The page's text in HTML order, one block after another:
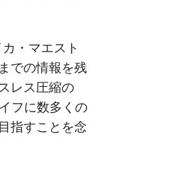
・マエスト
での情報を残
レス圧縮の
フに数多くの
指すことを念